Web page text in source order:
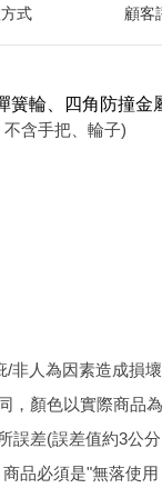
式 顧客
簧輪、四角防撞金
含手把、輪子)
/非人為因素造成損壞
，顏色以實際商品
誤差(誤差值約3公
品必須是"無落使用